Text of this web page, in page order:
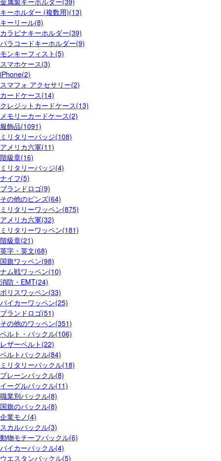
キーホルダー (複数用)(13)
キーリール(8)
カラビナキーホルダー(39)
パラコードキーホルダー(9)
モンキーフィスト(5)
スマホケース(3)
iPhone(2)
スマフォ アクセサリー(2)
カードケース(14)
クレジットカードケース(13)
メモリーカードケース(2)
服飾品(1091)
ミリタリーバッジ(108)
アメリカ六軍(11)
階級章(16)
ミリタリーバッジ(4)
ナイフ(5)
ブランドロゴ(9)
その他のピンズ(64)
ミリタリーワッペン(875)
アメリカ六軍(32)
ミリタリーワッペン(181)
階級章(21)
英字・英文(68)
国旗ワッペン(98)
ナム戦ワッペン(10)
消防・EMT(24)
ポリスワッペン(33)
バイカーワッペン(25)
ブランドロゴ(51)
その他のワッペン(351)
ベルト・バックル(106)
レザーベルト(22)
ベルトバックル(84)
ミリタリーバックル(18)
プレーンバックル(8)
イーグルバックル(11)
職業別バックル(8)
国旗のバックル(8)
企業モノ(4)
スカルバックル(3)
動物モチーフバックル(6)
バイカーバックル(4)
ウエスタンバックル(5)